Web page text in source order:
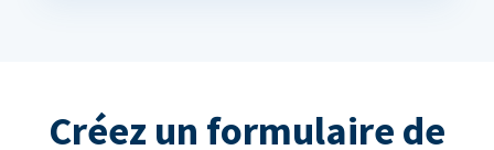
Créez un formulaire de